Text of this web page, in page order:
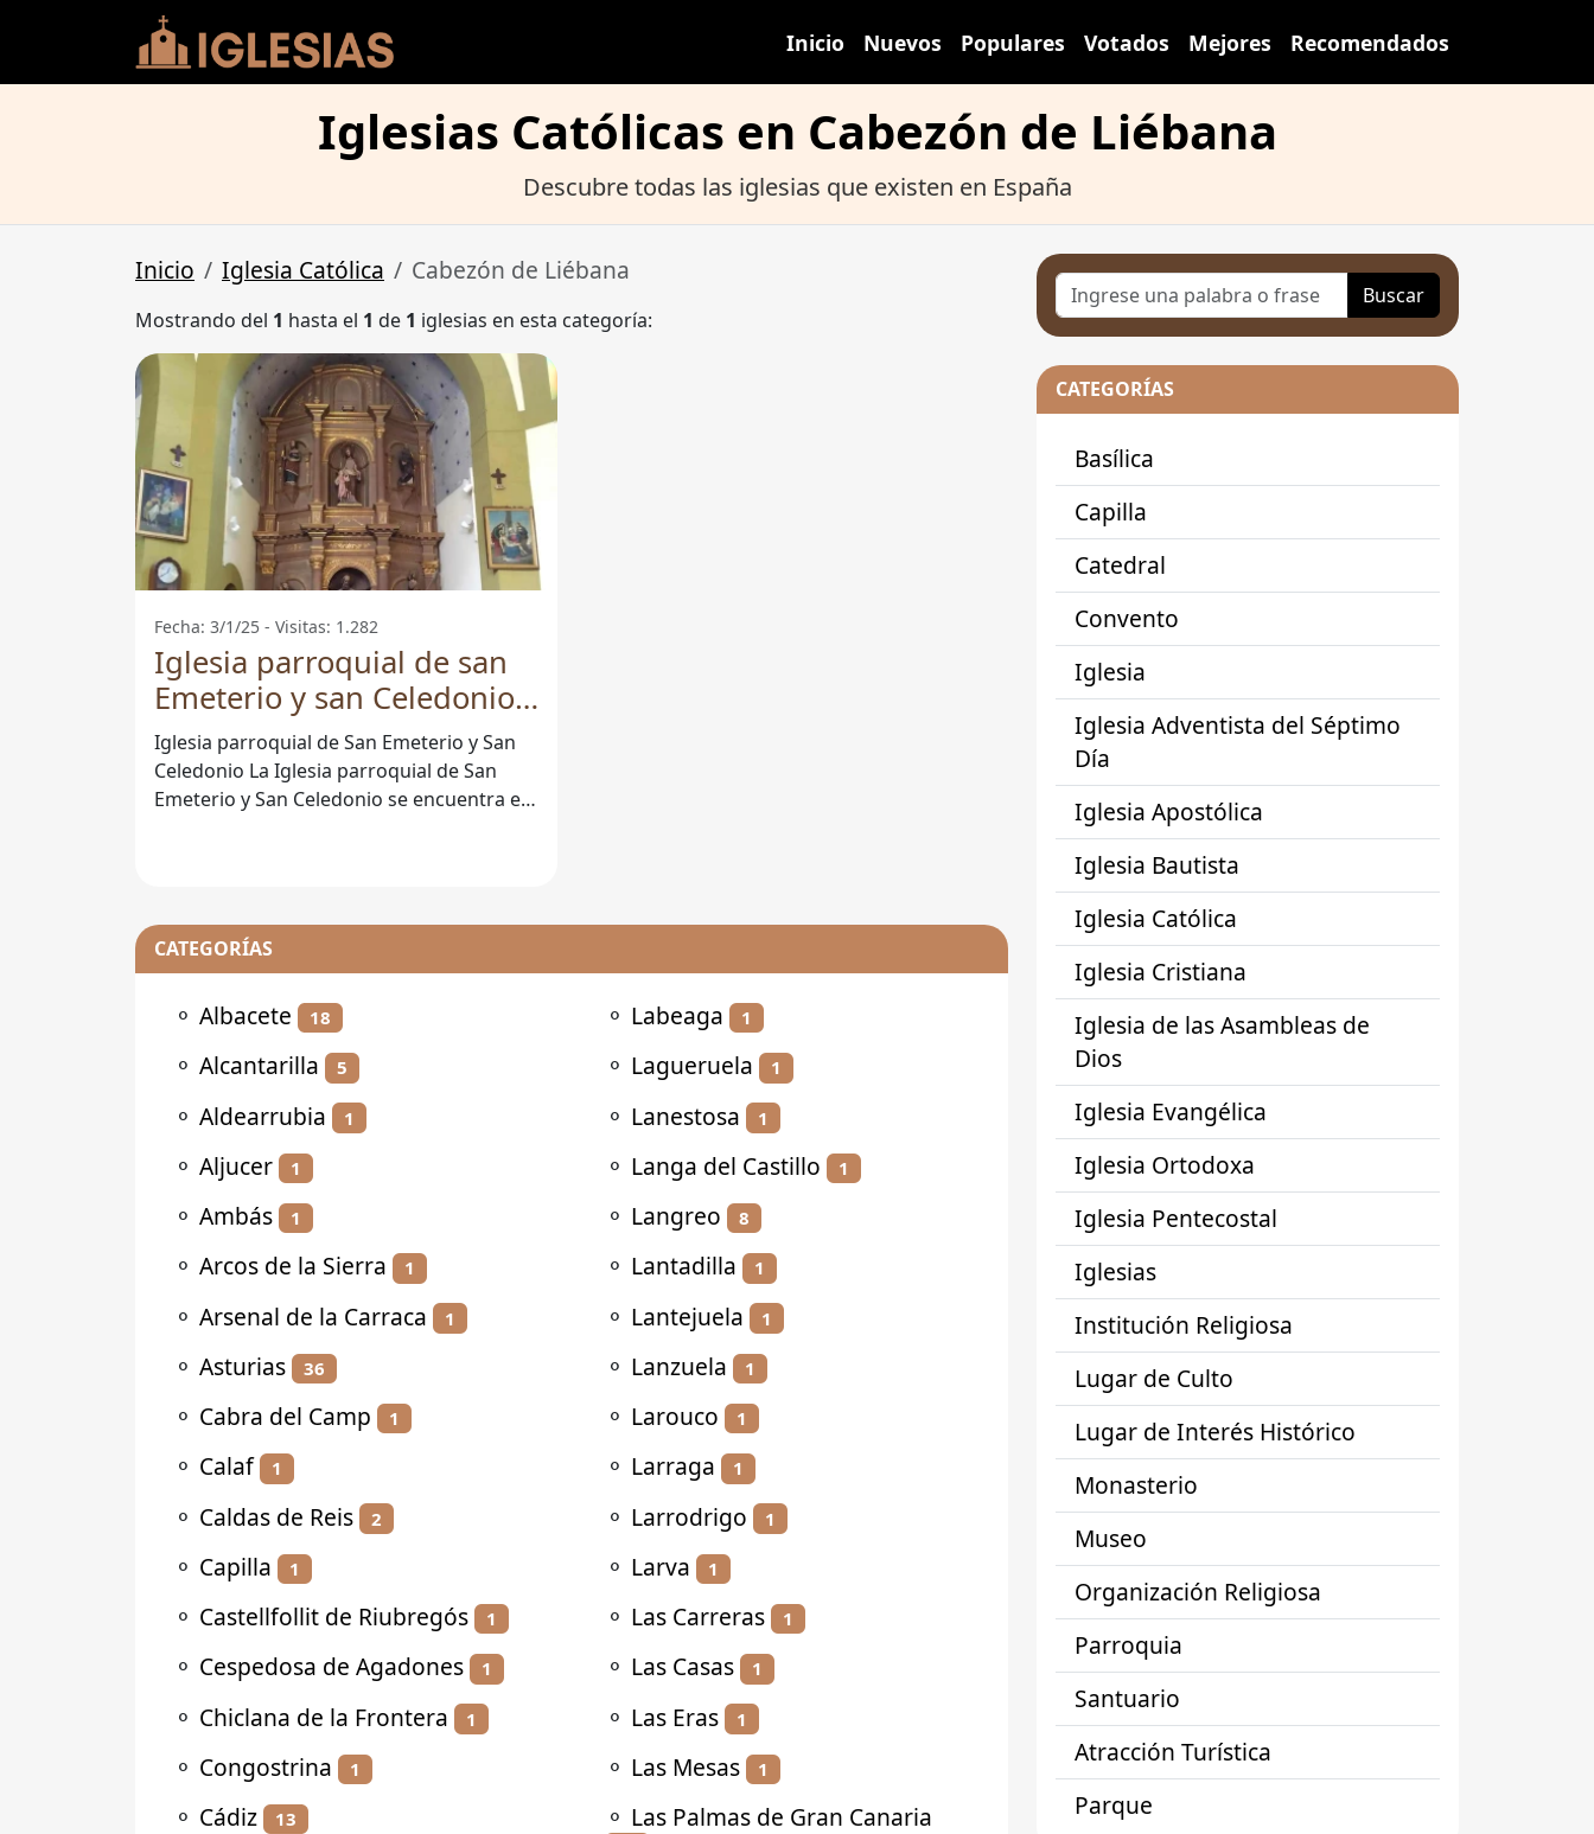
Inicio Nuevos Populares Votados Mejores Recomendados
Iglesias Católicas en Cabezón de Liébana
Descubre todas las iglesias que existen en España
Inicio Iglesia Católica Cabezón de Liébana
Mostrando del 1 hasta el 1 de 1 iglesias en esta categoría:
Fecha: 3/1/25 - Visitas: 1.282
Iglesia parroquial de san
Emeterio y san Celedonio -
Cabezón De Liébana
Iglesia parroquial de San Emeterio y San
Celedonio La Iglesia parroquial de San
Emeterio y San Celedonio se encuentra en
CATEGORÍAS
⚬ Albacete 18
⚬ Alcantarilla 5
⚬ Aldearrubia 1
⚬ Aljucer 1
⚬ Ambás 1
⚬ Arcos de la Sierra 1
⚬ Arsenal de la Carraca 1
⚬ Asturias 36
⚬ Cabra del Camp 1
⚬ Calaf 1
⚬ Caldas de Reis 2
⚬ Capilla 1
⚬ Castellfollit de Riubregós 1
⚬ Cespedosa de Agadones 1
⚬ Chiclana de la Frontera 1
⚬ Congostrina 1
⚬ Cádiz 13
⚬ Labeaga 1
⚬ Lagueruela 1
⚬ Lanestosa 1
⚬ Langa del Castillo 1
⚬ Langreo 8
⚬ Lantadilla 1
⚬ Lantejuela 1
⚬ Lanzuela 1
⚬ Larouco 1
⚬ Larraga 1
⚬ Larrodrigo 1
⚬ Larva 1
⚬ Las Carreras 1
⚬ Las Casas 1
⚬ Las Eras 1
⚬ Las Mesas 1
⚬ Las Palmas de Gran Canaria
Buscar
CATEGORÍAS
Basílica
Capilla
Catedral
Convento
Iglesia
Iglesia Adventista del Séptimo
Día
Iglesia Apostólica
Iglesia Bautista
Iglesia Católica
Iglesia Cristiana
Iglesia de las Asambleas de
Dios
Iglesia Evangélica
Iglesia Ortodoxa
Iglesia Pentecostal
Iglesias
Institución Religiosa
Lugar de Culto
Lugar de Interés Histórico
Monasterio
Museo
Organización Religiosa
Parroquia
Santuario
Atracción Turística
Parque